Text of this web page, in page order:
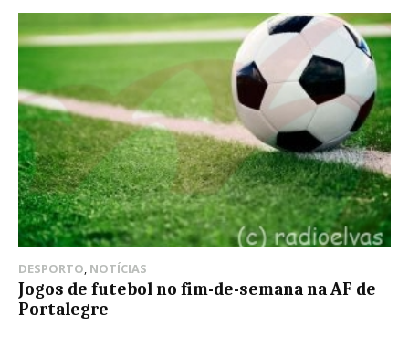
DESPORTO, NOTÍCIAS
Jogos de futebol no fim-de-semana na AF de
Portalegre